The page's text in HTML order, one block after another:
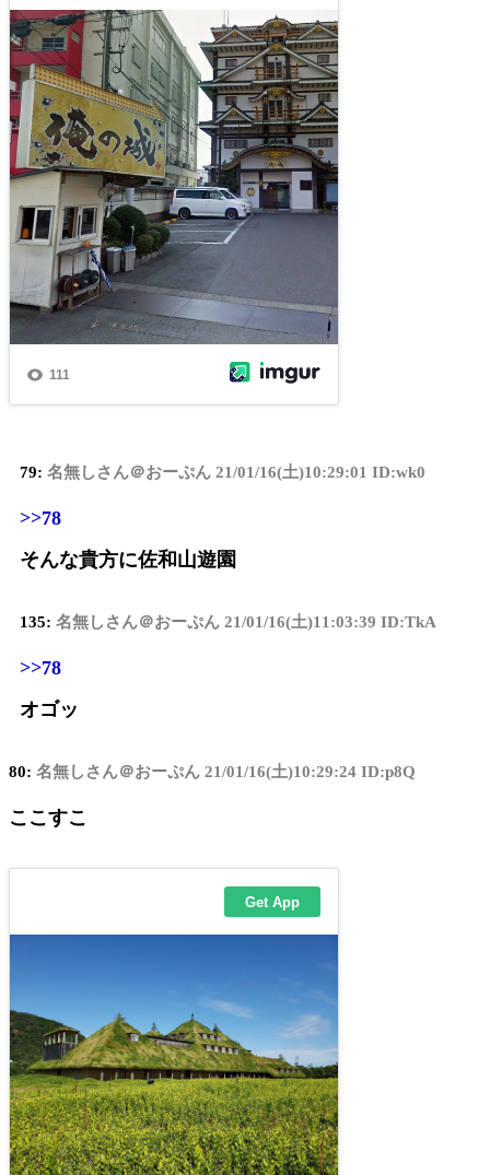
79: 名無しさん＠おーぷん 21/01/16(土)10:29:01 ID:wk0
>>78
そんな貴方に佐和山遊園
135: 名無しさん＠おーぷん 21/01/16(土)11:03:39 ID:TkA
>>78
オゴッ
80: 名無しさん＠おーぷん 21/01/16(土)10:29:24 ID:p8Q
ここすこ